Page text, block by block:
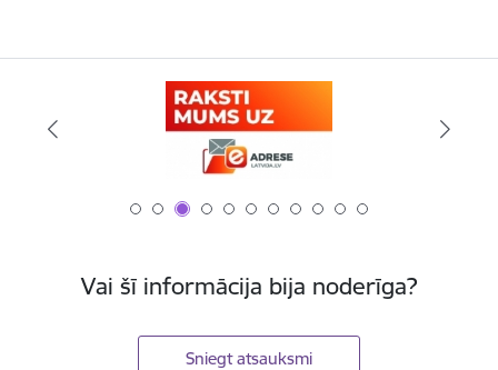
Vai šī informācija bija noderīga?
Sniegt atsauksmi